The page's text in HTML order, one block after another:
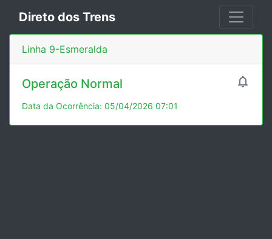
Direto dos Trens
Linha 9-Esmeralda

Operação Normal
Data da Ocorrência: 05/04/2026 07:01